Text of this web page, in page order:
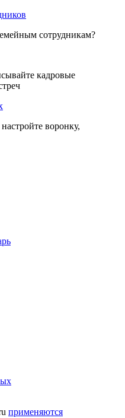
сотрудникам?
кадровые
воронку,
применяются